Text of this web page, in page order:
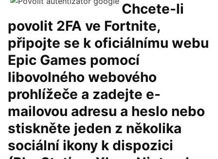
Chcete-li
povolit 2FA ve Fortnite,
připojte se k oficiálnímu webu
Epic Games pomocí
libovolného webového
prohlížeče a zadejte e-
mailovou adresu a heslo nebo
stiskněte jeden z několika
sociální ikony k dispozici